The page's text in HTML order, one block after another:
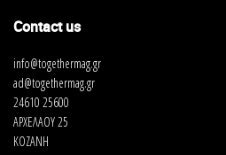
Contact us
info@togethermag.gr
ad@togethermag.gr
24610 25600
ΑΡΧΕΛΑΟΥ 25
ΚΟΖΑΝΗ